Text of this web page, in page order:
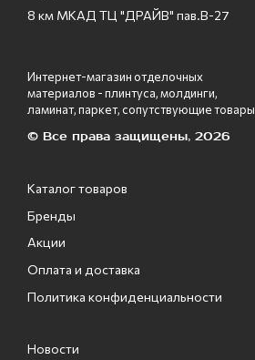
8 км МКАД ТЦ "ДРАЙВ" пав.В-27
Интернет-магазин отделочных
материалов - плинтуса, молдинги,
ламинат, паркет, сопутствующие товары
© Все права защищены, 2026
Каталог товаров
Бренды
Акции
Оплата и доставка
Политика конфиденциальности
Новости